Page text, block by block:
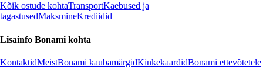
Kõik ostude kohtaTransportKaebused ja
tagastusedMaksmineKrediidid
Lisainfo Bonami kohta
KontaktidMeistBonami kaubamärgidKinkekaardidBonami ettevõtetele